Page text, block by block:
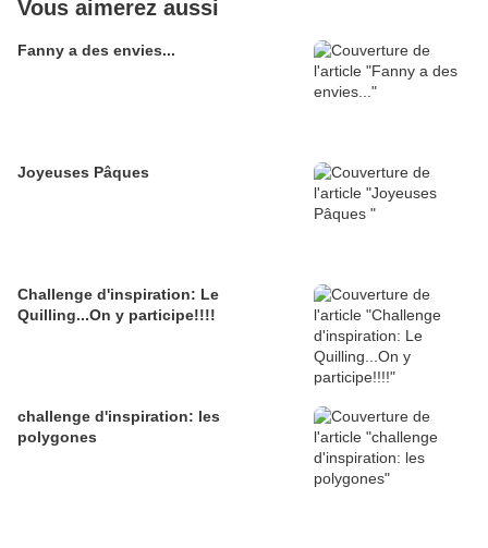
Vous aimerez aussi
Fanny a des envies...
Joyeuses Pâques
Challenge d'inspiration: Le
Quilling...On y participe!!!!
challenge d'inspiration: les
polygones